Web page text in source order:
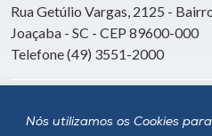
Nós utilizamos os Cookies
Rua Getúlio Vargas, 2125 -
Joaçaba - SC - CEP 89600-000
Telefone (49) 3551-2000
Siga a Unoesc